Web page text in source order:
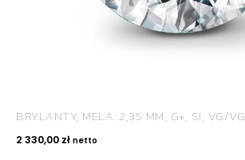
BRYLANTY, MELA: 2,35 MM, G+, SI, VG/VG
2 330,00 zł netto